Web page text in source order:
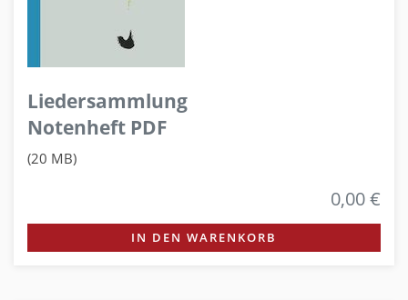
Liedersammlung
Notenheft PDF
(20 MB)
0,00 €
IN DEN WARENKORB